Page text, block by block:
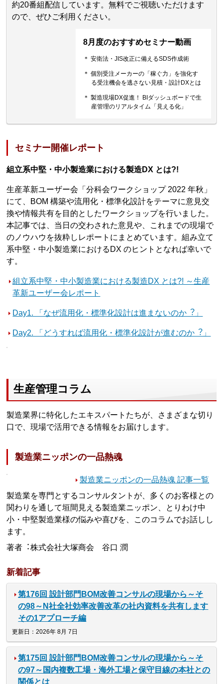
約20番組配信しています。無料でご視聴いただけます
ので、ぜひご利用ください。
8月度のおすすめセミナー動画
＊ 安衛法・JIS改正に備えるSDS作成術
＊ 個別受注メーカーの「稼ぐ力」を強化す
る受注機会を逃さない見積・設計DXとは
＊ 製造現場DX促進！ BIダッシュボードで生
産管理のリアルタイム「見える化」
セミナー開催レポート
組立系中堅・中小製造業における製造DX とは?!
生産革新ユーザー会「分科会ワークショップ 2022 年秋」
にて、BOM 構築や流用化・標準化設計をテーマに意見交
換や情報共有を目的としたワークショップを行いました。
本記事では、当日の交わされた意見や、これまでの現場で
のノウハウを抜粋しレポートにまとめています。組み立て
系中堅・中小製造業におけるDX のヒントとなれば幸いで
す。
組立系中堅・中小製造業における製造DX とは?! ～生産
革新ユーザー会レポート
Day1. 「なぜ流用化・標準化設計は進まないのか︖」
Day2. 「どうすれば流用化・標準化設計が進むのか︖」
生産管理コラム
製造業界に特化したエキスパートたちが、さまざまな切り
口で、現場で活用できる情報をお届けします。
製造業ニッポンの一品熱魂
製造業ニッポンの一品熱魂 記事一覧
製造業を専門とするコンサルタントが、多くのお客様との
関わりを通して垣間見える製造業ニッポン、とりわけ中
小・中堅製造業様の悩みや喜びを、このコラムでお話しし
ます。
著者︓株式会社大塚商会 谷口 潤
新着記事
第176回 設計部門BOM改善コンサルの現場から～そ
の98～N社全社効率改善改革の社内資料を共有します
その1アプローチ編
更新日：2026年 8月 7日
第175回 設計部門BOM改善コンサルの現場から～そ
の97～国内複数工場・海外工場と保守目線の本社との
関係とは